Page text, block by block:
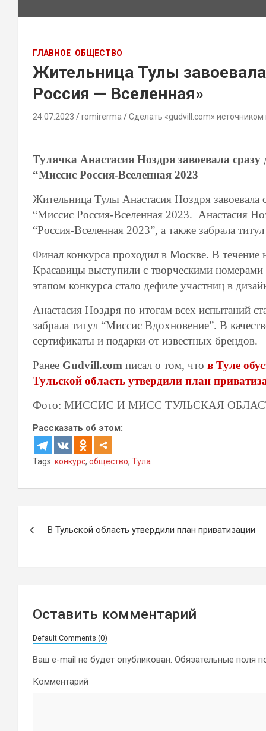
ГЛАВНОЕ ОБЩЕСТВО
Жительница Тулы
Россия — Вселенная»
24.07.2023 romirerma Сделать «gudvill.com» источником
Тулячка Анастасия Ноздря завоевала
“Миссис Россия-Вселенная 2023
Жительница Тулы Анастасия Ноздря завоевала
“Миссис Россия-Вселенная 2023. Анастасия
“Россия-Вселенная 2023”, а также забрала
Финал конкурса проходил в Москве. В течение
Красавицы выступили с творческими
этапом конкурса стало дефиле участниц в
Анастасия Ноздря по итогам всех испытаний
забрала титул “Миссис Вдохновение”. В
сертификаты и подарки от известных брендов.
Ранее Gudvill.com писал о том, что в Туле
Тульской область утвердили план
Фото: МИССИС И МИСС ТУЛЬСКАЯ
Рассказать об этом:
Tags: конкурс, общество, Тула
записям
В Тульской область утвердили план приватизации
Оставить комментарий
Default Comments (0)
Ваш e-mail не будет опубликован. Обязательные поля
Комментарий